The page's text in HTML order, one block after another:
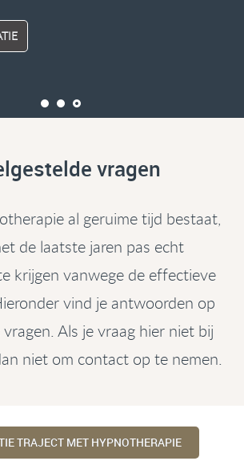
vragen
al geruime tijd bestaat,
de laatste jaren pas echt
krijgen vanwege de effectieve
vind je antwoorden op
Als je vraag hier niet bij
niet om contact op te nemen.
TRAJECT MET HYPNOTHERAPIE